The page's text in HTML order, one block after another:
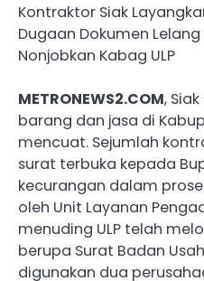
Kontraktor Siak
Dugaan Dokumen
Nonjobkan Kabag ULP
METRONEWS2.COM,
barang dan jasa di
mencuat. Sejumlah
surat terbuka kepada
kecurangan dalam
oleh Unit Layanan
menuding ULP telah
berupa Surat Badan
digunakan dua